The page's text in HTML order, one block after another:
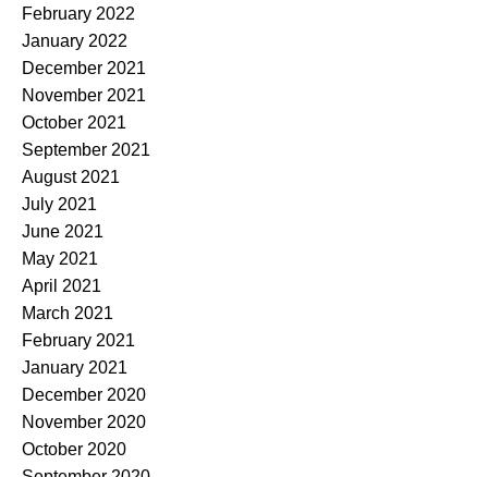
February 2022
January 2022
December 2021
November 2021
October 2021
September 2021
August 2021
July 2021
June 2021
May 2021
April 2021
March 2021
February 2021
January 2021
December 2020
November 2020
October 2020